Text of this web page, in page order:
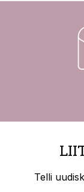
Telli